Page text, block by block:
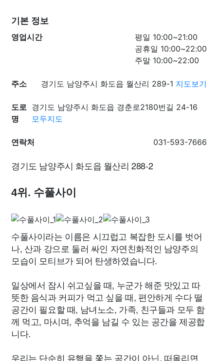
기본 정보
영업시간
평일 10:00~21:00
공휴일 10:00~22:00
주말 10:00~22:00
주소 경기도 남양주시 화도읍 월산리 289-1 지도보기
도로
명
경기도 남양주시 화도읍 경춘로2180번길 24-16
모두지도
연락처 031-593-7666
경기도 남양주시 화도읍 월산리 288-2
4위. 수풀사이
수풀사이라는 이름은 시끄럽고 복잡한 도시를 벗어
나, 산과 강으로 둘러 싸인 자연친화적인 남양주의
모습이 모티브가 되어 탄생하였습니다.
일상에서 잠시 쉬고싶을 때, 누군가 해준 맛있고 따
뜻한 음식과 커피가 먹고 싶을 때, 편안하게 수다 떨
공간이 필요할 때, 남녀노소, 가족, 친구들과 모두 함
께 먹고, 마시며, 추억을 남길 수 있는 공간을 제공합
니다.
우리는 단순히 유행을 쫓는 공간이 아닌, 떠올리면